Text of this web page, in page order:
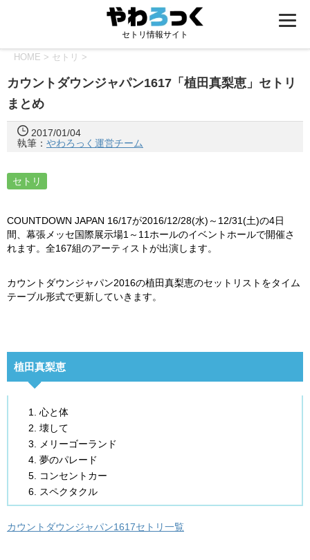
セトリ情報サイト
HOME > セトリ >
カウントダウンジャパン1617「植田真梨恵」セトリ
まとめ
2017/01/04
執筆： やわろっく運営チーム
セトリ
COUNTDOWN JAPAN 16/17が2016/12/28(水)～12/31(土)の4日
間、幕張メッセ国際展示場1～11ホールのイベントホールで開催さ
れます。全167組のアーティストが出演します。
カウントダウンジャパン2016の植田真梨恵のセットリストをタイム
テーブル形式で更新していきます。
植田真梨恵
心と体
壊して
メリーゴーランド
夢のパレード
コンセントカー
スペクタクル
カウントダウンジャパン1617セトリ一覧